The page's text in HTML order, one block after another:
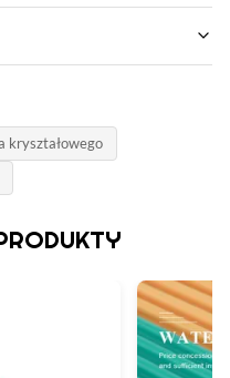
kryształowego